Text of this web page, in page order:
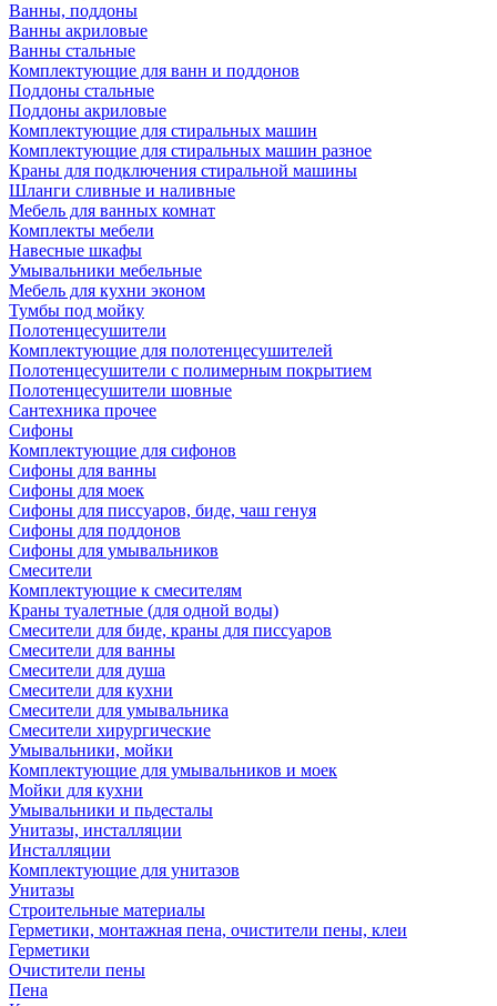
Ванны, поддоны
Ванны акриловые
Ванны стальные
Комплектующие для ванн и поддонов
Поддоны стальные
Поддоны акриловые
Комплектующие для стиральных машин
Комплектующие для стиральных машин разное
Краны для подключения стиральной машины
Шланги сливные и наливные
Мебель для ванных комнат
Комплекты мебели
Навесные шкафы
Умывальники мебельные
Мебель для кухни эконом
Тумбы под мойку
Полотенцесушители
Комплектующие для полотенцесушителей
Полотенцесушители с полимерным покрытием
Полотенцесушители шовные
Сантехника прочее
Сифоны
Комплектующие для сифонов
Сифоны для ванны
Сифоны для моек
Сифоны для писсуаров, биде, чаш генуя
Сифоны для поддонов
Сифоны для умывальников
Смесители
Комплектующие к смесителям
Краны туалетные (для одной воды)
Смесители для биде, краны для писсуаров
Смесители для ванны
Смесители для душа
Смесители для кухни
Смесители для умывальника
Смесители хирургические
Умывальники, мойки
Комплектующие для умывальников и моек
Мойки для кухни
Умывальники и пьдесталы
Унитазы, инсталляции
Инсталляции
Комплектующие для унитазов
Унитазы
Строительные материалы
Герметики, монтажная пена, очистители пены, клеи
Герметики
Очистители пены
Пена